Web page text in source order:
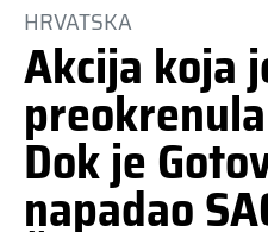
HRVATSKA
Akcija koja
Dok je
napadao